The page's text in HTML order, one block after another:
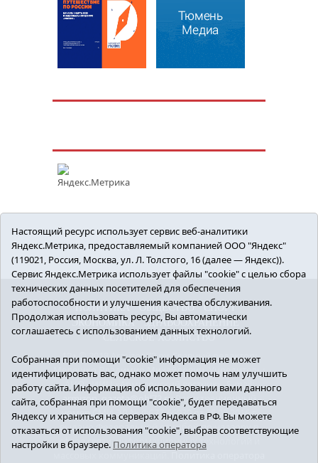
ПОЛИТИКА ОБЩЕСТВО
СПОРТ
ЭКОНОМИКА
ЗДРАВООХРАНЕНИЕ
СЕЛЬСКОЕ ХОЗЯЙСТВО
12+ © 2018 Armizon72.ру. Главный редактор:
Мелешко Владимир Михайлович. Учредитель:
АНО «ИИЦ «Армизонский вестник». E-mail:
armizon_gazeta@obl72.ruРегистрационный
номер СМИ ЭЛ № ФС77-66939 от 25.08.2016 г.
выдано Федеральной службой по надзору в
сфере связи, информационных технологий и
Настоящий ресурс использует сервис веб-аналитики
Яндекс.Метрика, предоставляемый компанией ООО "Яндекс"
(119021, Россия, Москва, ул. Л. Толстого, 16 (далее — Яндекс)).
Сервис Яндекс.Метрика использует файлы "cookie" с целью сбора
технических данных посетителей для обеспечения
работоспособности и улучшения качества обслуживания.
Продолжая использовать ресурс, Вы автоматически
соглашаетесь с использованием данных технологий.
Собранная при помощи "cookie" информация не может
идентифицировать вас, однако может помочь нам улучшить
работу сайта. Информация об использовании вами данного
сайта, собранная при помощи "cookie", будет передаваться
Яндексу и храниться на серверах Яндекса в РФ. Вы можете
отказаться от использования "cookie", выбрав соответствующие
настройки в браузере. Политика оператора